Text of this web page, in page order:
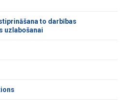
to darbības
uzlabošanai